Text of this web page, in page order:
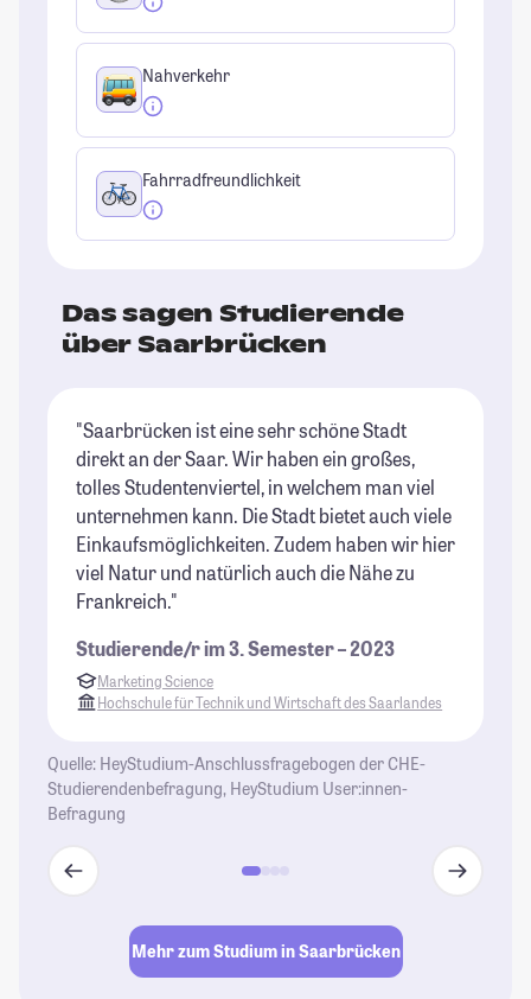
Nahverkehr
Fahrradfreundlichkeit
Das sagen Studierende
über Saarbrücken
"Saarbrücken ist eine sehr schöne Stadt
direkt an der Saar. Wir haben ein großes,
tolles Studentenviertel, in welchem man viel
unternehmen kann. Die Stadt bietet auch viele
Einkaufsmöglichkeiten. Zudem haben wir hier
viel Natur und natürlich auch die Nähe zu
Frankreich."
Studierende/r im 3. Semester – 2023
Marketing Science
Hochschule für Technik und Wirtschaft des Saarlandes
Quelle: HeyStudium-Anschlussfragebogen der CHE-
Studierendenbefragung, HeyStudium User:innen-
Befragung
Mehr zum Studium in Saarbrücken